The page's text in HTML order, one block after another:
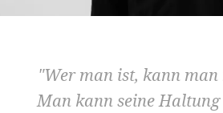
Wer man ist, kann
Man kann seine